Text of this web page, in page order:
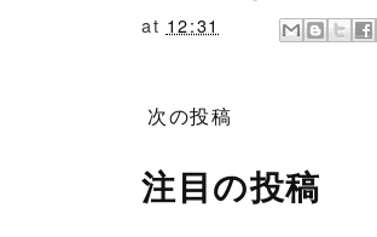
at 12:31
次の投稿
注目の投稿